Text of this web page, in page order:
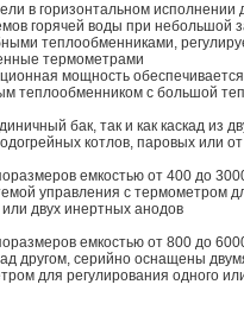
в горизонтальном исполнении
горячей воды при небольшой
теплообменниками,
термометрами
мощность
теплообменником с большой
бак, так и как каскад из
котлов, паровых или
емкостью от 400 до
управления с термометром
двух инертных анодов
емкостью от 800 до
другом, серийно оснащены
для регулирования одного